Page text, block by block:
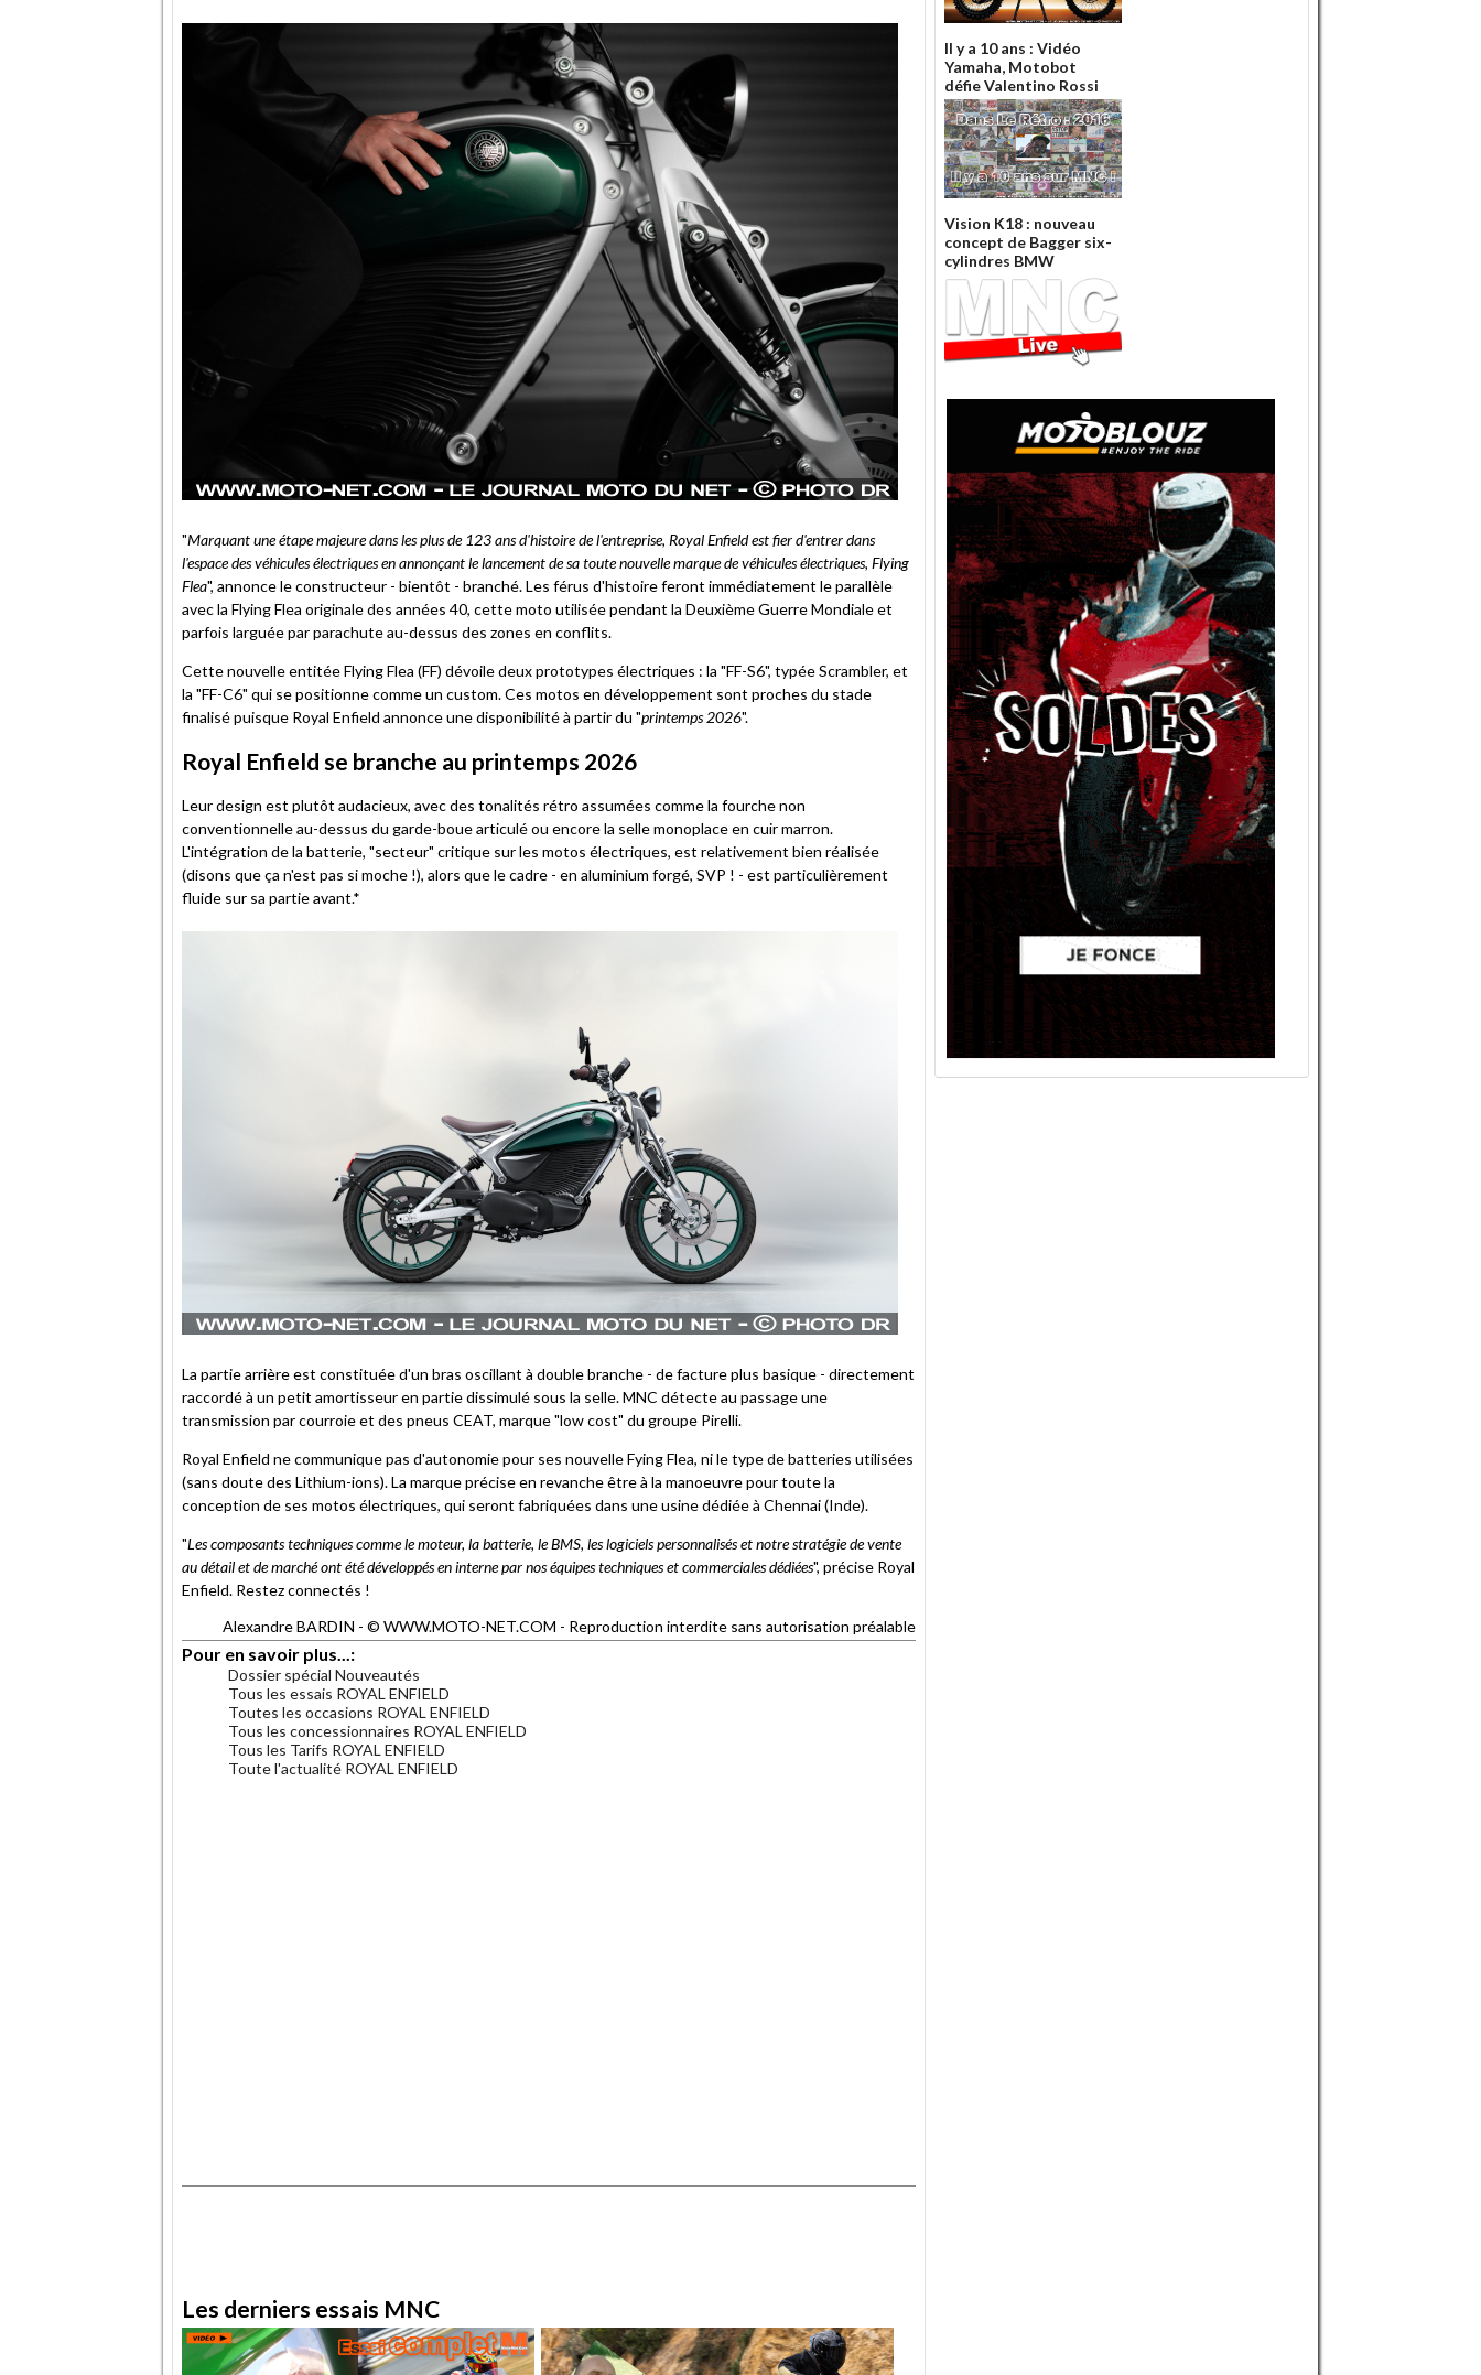
"Marquant une étape majeure dans les plus de 123 ans d'histoire de l'entreprise, Royal Enfield est fier d'entrer dans
l'espace des véhicules électriques en annonçant le lancement de sa toute nouvelle marque de véhicules électriques, Flying
Flea", annonce le constructeur - bientôt - branché. Les férus d'histoire feront immédiatement le parallèle
avec la Flying Flea originale des années 40, cette moto utilisée pendant la Deuxième Guerre Mondiale et
parfois larguée par parachute au-dessus des zones en conflits.
Cette nouvelle entitée Flying Flea (FF) dévoile deux prototypes électriques : la "FF-S6", typée Scrambler, et
la "FF-C6" qui se positionne comme un custom. Ces motos en développement sont proches du stade
finalisé puisque Royal Enfield annonce une disponibilité à partir du "printemps 2026".
Royal Enfield se branche au printemps 2026
Leur design est plutôt audacieux, avec des tonalités rétro assumées comme la fourche non
conventionnelle au-dessus du garde-boue articulé ou encore la selle monoplace en cuir marron.
L'intégration de la batterie, "secteur" critique sur les motos électriques, est relativement bien réalisée
(disons que ça n'est pas si moche !), alors que le cadre - en aluminium forgé, SVP ! - est particulièrement
fluide sur sa partie avant.*
La partie arrière est constituée d'un bras oscillant à double branche - de facture plus basique - directement
raccordé à un petit amortisseur en partie dissimulé sous la selle. MNC détecte au passage une
transmission par courroie et des pneus CEAT, marque "low cost" du groupe Pirelli.
Royal Enfield ne communique pas d'autonomie pour ses nouvelle Fying Flea, ni le type de batteries utilisées
(sans doute des Lithium-ions). La marque précise en revanche être à la manoeuvre pour toute la
conception de ses motos électriques, qui seront fabriquées dans une usine dédiée à Chennai (Inde).
"Les composants techniques comme le moteur, la batterie, le BMS, les logiciels personnalisés et notre stratégie de vente
au détail et de marché ont été développés en interne par nos équipes techniques et commerciales dédiées", précise Royal
Enfield. Restez connectés !
Alexandre BARDIN - © WWW.MOTO-NET.COM - Reproduction interdite sans autorisation préalable
Pour en savoir plus...:
Dossier spécial Nouveautés
Tous les essais ROYAL ENFIELD
Toutes les occasions ROYAL ENFIELD
Tous les concessionnaires ROYAL ENFIELD
Tous les Tarifs ROYAL ENFIELD
Toute l'actualité ROYAL ENFIELD
Les derniers essais MNC
Il y a 10 ans : Vidéo
Yamaha, Motobot
défie Valentino Rossi
Vision K18 : nouveau
concept de Bagger six-
cylindres BMW